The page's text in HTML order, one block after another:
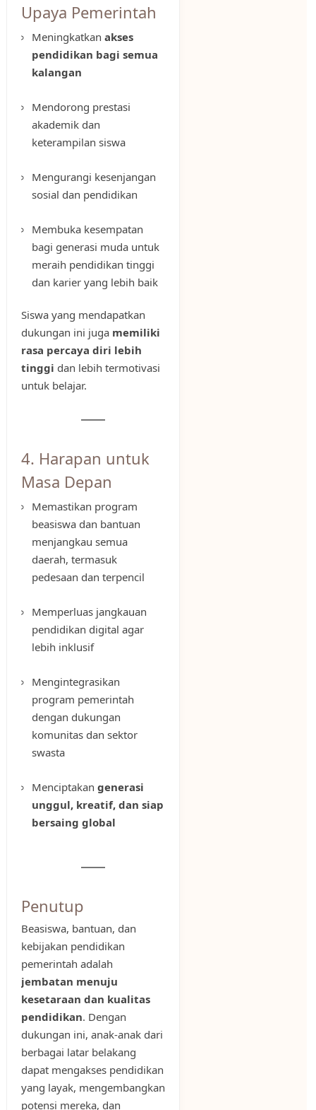
Upaya Pemerintah
Meningkatkan akses
pendidikan bagi semua
kalangan
Mendorong prestasi
akademik dan
keterampilan siswa
Mengurangi kesenjangan
sosial dan pendidikan
Membuka kesempatan
bagi generasi muda untuk
meraih pendidikan tinggi
dan karier yang lebih baik
Siswa yang mendapatkan
dukungan ini juga memiliki
rasa percaya diri lebih
tinggi dan lebih termotivasi
untuk belajar.
4. Harapan untuk
Masa Depan
Memastikan program
beasiswa dan bantuan
menjangkau semua
daerah, termasuk
pedesaan dan terpencil
Memperluas jangkauan
pendidikan digital agar
lebih inklusif
Mengintegrasikan
program pemerintah
dengan dukungan
komunitas dan sektor
swasta
Menciptakan generasi
unggul, kreatif, dan siap
bersaing global
Penutup
Beasiswa, bantuan, dan
kebijakan pendidikan
pemerintah adalah
jembatan menuju
kesetaraan dan kualitas
pendidikan. Dengan
dukungan ini, anak-anak dari
berbagai latar belakang
dapat mengakses pendidikan
yang layak, mengembangkan
potensi mereka, dan